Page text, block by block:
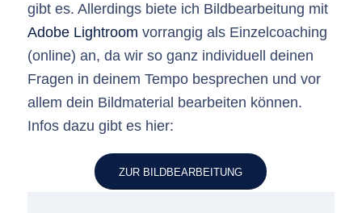
gibt es. Allerdings biete ich Bildbearbeitung mit
Adobe Lightroom vorrangig als Einzelcoaching
(online) an, da wir so ganz individuell deinen
Fragen in deinem Tempo besprechen und vor
allem dein Bildmaterial bearbeiten können.
Infos dazu gibt es hier:
ZUR BILDBEARBEITUNG